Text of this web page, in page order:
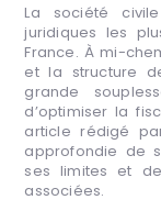
La société
juridiques les
France. À mi-
et la structure
grande
d’optimiser la
article rédigé
approfondie de
ses limites et
associées.